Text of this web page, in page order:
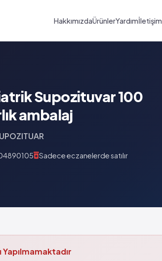
HakkımızdaÜrünlerYardımİletişim
Supozituvar 100
ambalaj
Sadece eczanelerde satılır
Yapılmamaktadır